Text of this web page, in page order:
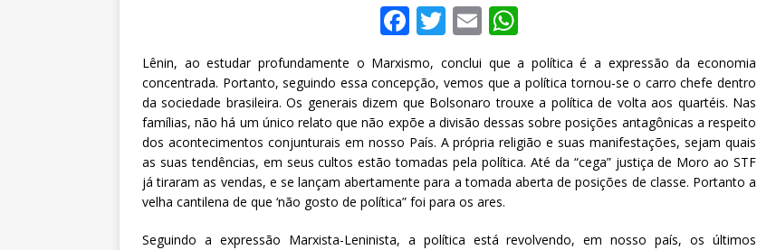
F
c
e
b
o
o
k
T
w
it
te
r
E
ai
l
at
s
A
p
p
Lênin, ao estudar profundamente o Marxismo, conclui que a política é a expressão da economia
concentrada. Portanto, seguindo essa concepção, vemos que a política tornou-se o carro chefe dentro
da sociedade brasileira. Os generais dizem que Bolsonaro trouxe a política de volta aos quartéis. Nas
famílias, não há um único relato que não expõe a divisão dessas sobre posições antagônicas a respeito
dos acontecimentos conjunturais em nosso País. A própria religião e suas manifestações, sejam quais
as suas tendências, em seus cultos estão tomadas pela política. Até da “cega” justiça de Moro ao STF
já tiraram as vendas, e se lançam abertamente para a tomada aberta de posições de classe. Portanto a
velha cantilena de que ‘não gosto de política” foi para os ares.
Seguindo a expressão Marxista-Leninista, a política está revolvendo, em nosso país, os últimos